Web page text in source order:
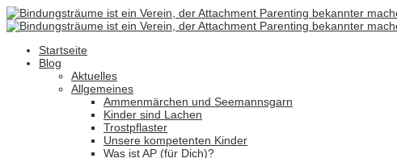
Startseite
Blog
Aktuelles
Allgemeines
Ammenmärchen und Seemannsgarn
Kinder sind Lachen
Trostpflaster
Unsere kompetenten Kinder
Was ist AP (für Dich)?